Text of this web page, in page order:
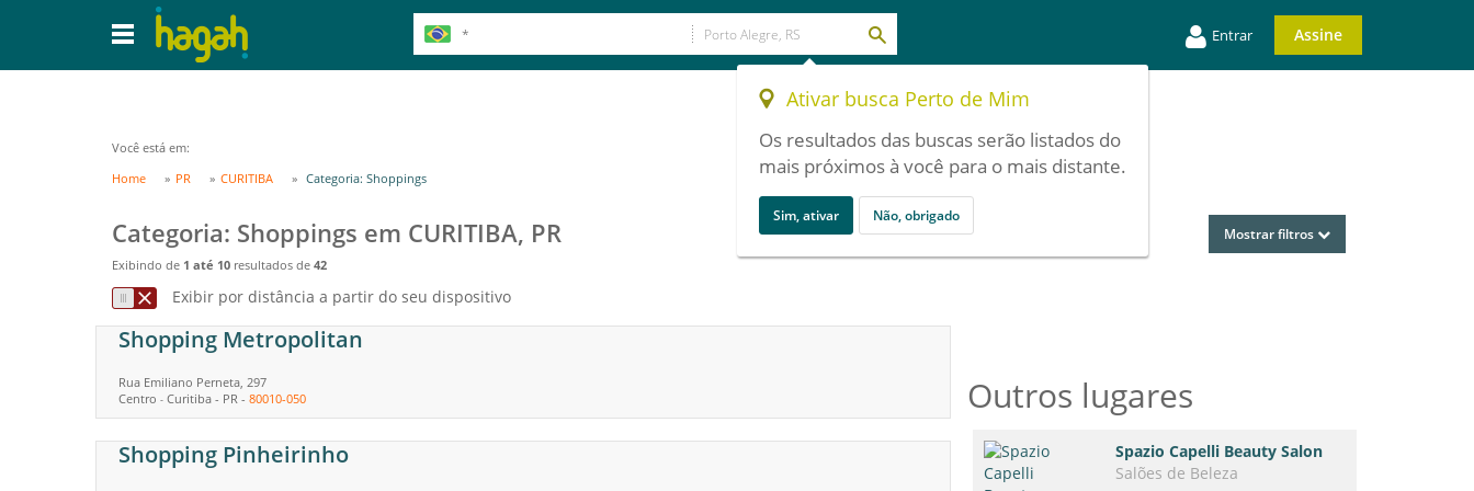
Entrar Assine
Ativar busca Perto de Mim
Os resultados das buscas serão listados do
mais próximos à você para o mais distante.
Sim, ativar Não, obrigado
Você está em:
Home
PR CURITIBA Categoria: Shoppings
Categoria: Shoppings em CURITIBA, PR
Exibindo de 1 até 10 resultados de 42
Mostrar filtros
Exibir por distância a partir do seu dispositivo
Shopping Metropolitan
Rua Emiliano Perneta, 297
Centro - Curitiba - PR - 80010-050
Shopping Pinheirinho
Outros lugares
Spazio Capelli Beauty Salon
Salões de Beleza